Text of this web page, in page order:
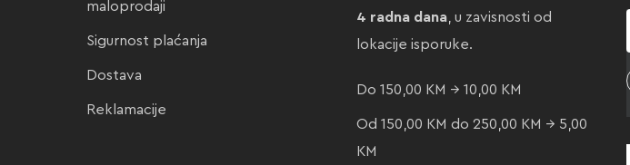
maloprodaji
Sigurnost plaćanja
Dostava
Reklamacije
4 radna dana, u zavisnosti od
lokacije isporuke.
Do 150,00 KM → 10,00 KM
Od 150,00 KM do 250,00 KM → 5,00
KM